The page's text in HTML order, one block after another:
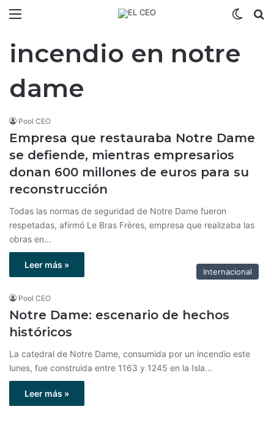
incendio en notre
dame
Pool CEO
Empresa que restauraba Notre Dame
se defiende, mientras empresarios
donan 600 millones de euros para su
reconstrucción
Todas las normas de seguridad de Notre Dame fueron
respetadas, afirmó Le Bras Frères, empresa que realizaba las
obras en…
Leer más »
Internacional
Pool CEO
Notre Dame: escenario de hechos
históricos
La catedral de Notre Dame, consumida por un incendio este
lunes, fue construida entre 1163 y 1245 en la Isla…
Leer más »